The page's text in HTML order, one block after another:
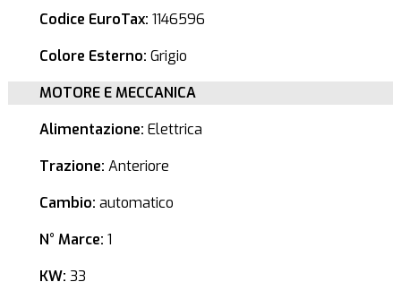
Codice EuroTax: 1146596
Colore Esterno: Grigio
MOTORE E MECCANICA
Alimentazione: Elettrica
Trazione: Anteriore
Cambio: automatico
N° Marce: 1
KW: 33